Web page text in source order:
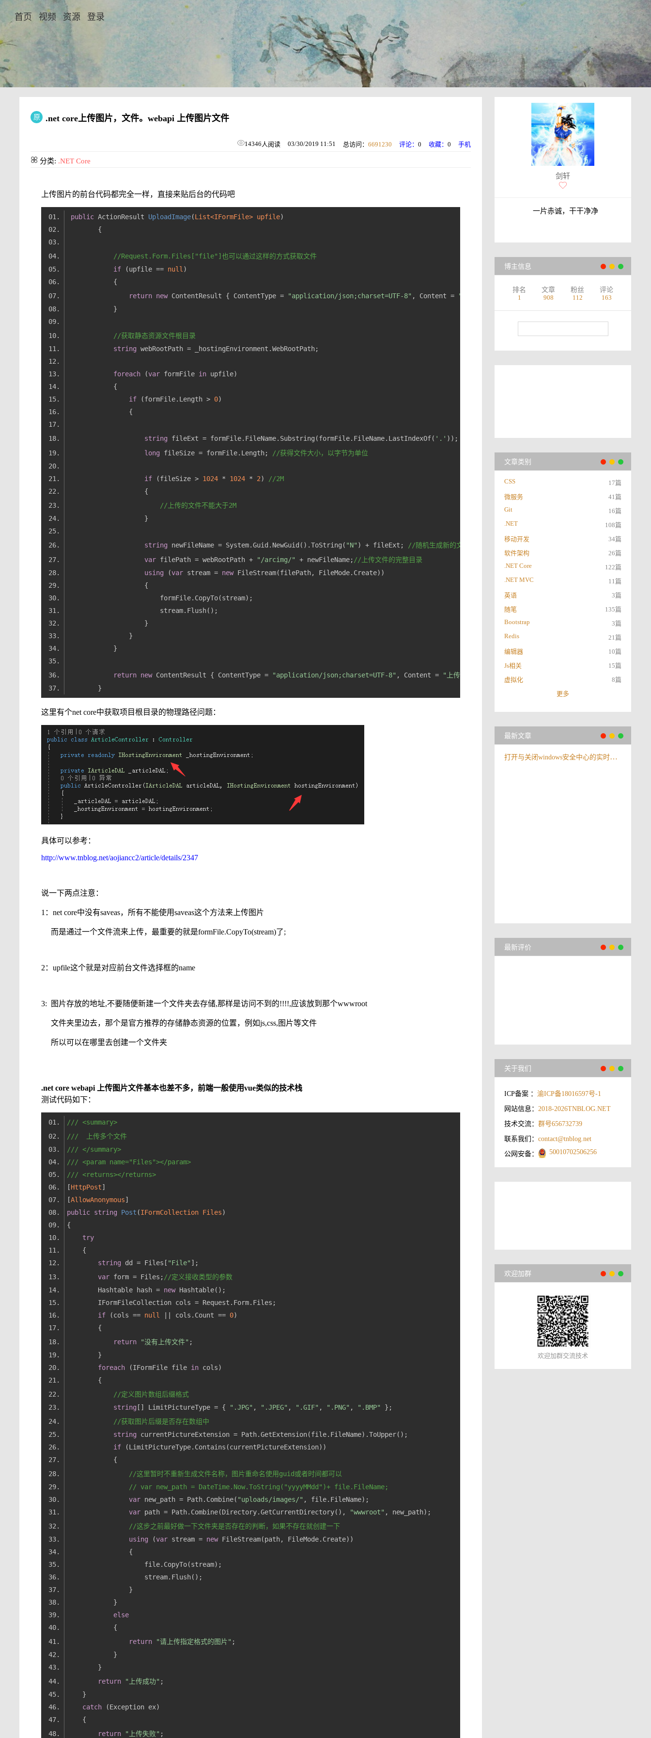
首页 视频 资源 登录
原 .net core上传图片，文件。webapi 上传图片文件
14346人阅读 03/30/2019 11:51 总访问： 6691230 评论： 0 收藏： 0 手机
分类: .NET Core
上传图片的前台代码都完全一样，直接来贴后台的代码吧
public ActionResult UploadImage(List<IFormFile> upfile)
//Request.Form.Files["file"]也可以通过这样的方式获取文件
if (upfile == null
return new ContentResult { ContentType = "application/json;charset=UTF-8" , Content = "文件资源为空"
};
//获取静态资源文件根目录
string
foreach (var formFile in
if (formFile.Length > 0
string fileExt = formFile.FileName.Substring(formFile.FileName.LastIndexOf( '.' ));
//文件扩展名
long fileSize = formFile.Length; //获得文件大小，以字节为单位
if (fileSize > 1024 * 1024 * 2)
//2M
//上传的文件不能大于2M
string newFileName = System.Guid.NewGuid().ToString( "N" ) + fileExt;
//随机生成新的文件名
var filePath = webRootPath + "/arcimg/" + newFileName; //上传文件的完整目录
using (var stream = new
return new ContentResult { ContentType = "application/json;charset=UTF-8" , Content = "上传图片成功"
这里有个net core中获取项目根目录的物理路径问题：
具体可以参考：
http://www.tnblog.net/aojiancc2/article/details/2347
说一下两点注意：
1：net core中没有saveas，所有不能使用saveas这个方法来上传图片
而是通过一个文件流来上传，最重要的就是formFile.CopyTo(stream)了;
2：upfile这个就是对应前台文件选择框的name
3: 图片存放的地址,不要随便新建一个文件夹去存储,那样是访问不到的!!!!,应该放到那个wwwroot
文件夹里边去，那个是官方推荐的存储静态资源的位置，例如js,css,图片等文件
所以可以在哪里去创建一个文件夹
.net core webapi 上传图片文件基本也差不多，前端一般使用vue类似的技术栈
测试代码如下：
/// <summary>
/// 上传多个文件
/// </summary>
/// <param name="Files"></param>
/// <returns></returns>
[HttpPost
[AllowAnonymous
public string Post (IFormCollection Files)
try
string dd = Files[ "File"
var form = Files; //定义接收类型的参数
Hashtable hash = new
if (cols == null || cols.Count == 0
return
"没有上传文件"
foreach (IFormFile file in
//定义图片数组后缀格式
string [] LimitPictureType = { ".JPG" , ".JPEG" , ".GIF" , ".PNG" , ".BMP"
//获取图片后缀是否存在数组中
string
if
//这里暂时不重新生成文件名称，图片重命名使用guid或者时间都可以
// var new_path = DateTime.Now.ToString("yyyyMMdd")+ file.FileName;
var new_path = Path.Combine( "uploads/images/"
var path = Path.Combine(Directory.GetCurrentDirectory(), "wwwroot"
//这步之前最好做一下文件夹是否存在的判断，如果不存在就创建一下
using (var stream = new
else
return
"请上传指定格式的图片"
return
"上传成功"
catch
return
"上传失败"
剑轩
一片赤诚，干干净净
博主信息
排名
1
文章
908
粉丝
112
评论
163
文章类别
CSS
17篇
微服务
41篇
Git
16篇
.NET
108篇
移动开发
34篇
软件架构
26篇
.NET Core
122篇
.NET MVC
11篇
英语
3篇
随笔
135篇
Bootstrap
3篇
Redis
21篇
编辑器
10篇
Js相关
15篇
虚拟化
8篇
更多
最新文章
打开与关闭windows安全中心的实时保护
最新评价
关于我们
ICP备案 ：渝ICP备18016597号-1
网站信息：2018-2026TNBLOG.NET
技术交流：群号656732739
联系我们：contact@tnblog.net
公网安备： 50010702506256
欢迎加群
欢迎加群交流技术